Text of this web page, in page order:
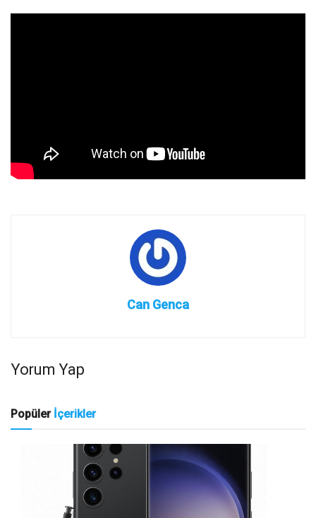
Can Genca
Yorum Yap
Popüler İçerikler